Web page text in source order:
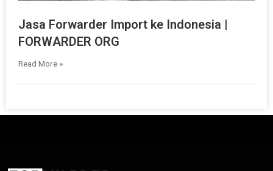
Jasa Forwarder Import ke Indonesia |
FORWARDER ORG
Read More »